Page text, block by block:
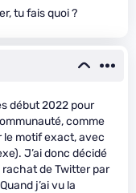
tu fais quoi ?
début 2022 pour
comme
le motif exact, avec
J’ai donc décidé
rachat de Twitter par
j’ai vu la